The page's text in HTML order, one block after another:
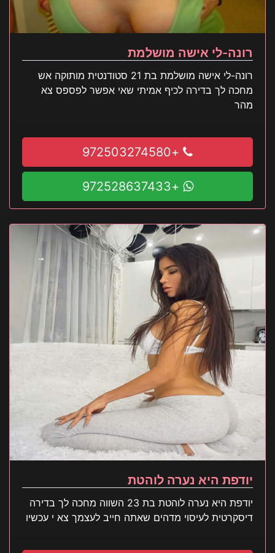
רונה-לי אישה מושלמת
רונה-לי אישה מושלמת בת 21 סטודנטית מותוקה אש
מחכה לך בדירה לכיף אמיתי שאי אפשר לפספס צא
מהר
+972503274580
+972528637433
יודפת היא נערה לוהטת
יודפת היא נערה לוהטת בת 23 השווה מחכה לך בדירה
דיסקרטית לעיסוי מדהים שאתה חייב לעצמך צא י עכשיו